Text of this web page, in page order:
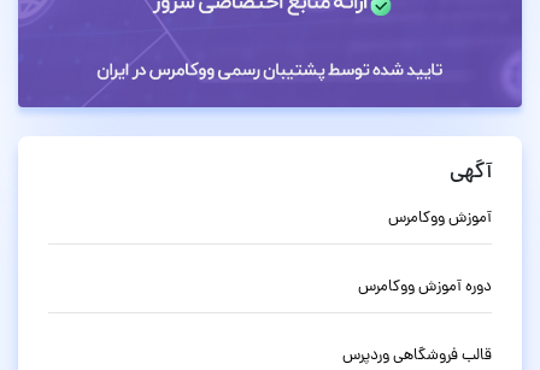
آگهی
آموزش ووکامرس
دوره آموزش ووکامرس
قالب فروشگاهی وردپرس